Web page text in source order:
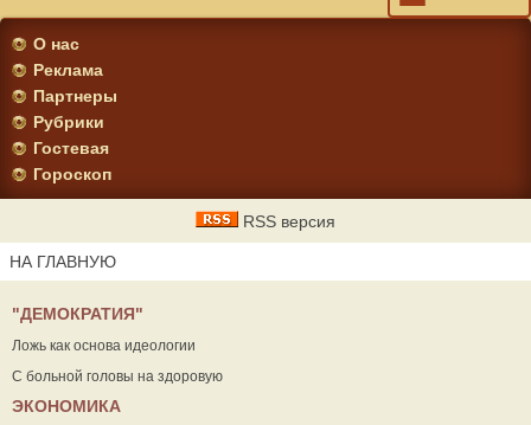
О нас
Реклама
Партнеры
Рубрики
Гостевая
Гороскоп
RSS версия
НА ГЛАВНУЮ
"ДЕМОКРАТИЯ"
Ложь как основа идеологии
С больной головы на здоровую
ЭКОНОМИКА